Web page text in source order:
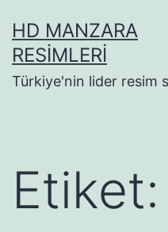
geçHD MANZARA
RESIMLERI
Türkiye'nin lider resim
Etiket: